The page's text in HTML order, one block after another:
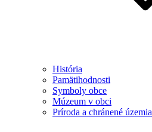
História
Pamätihodnosti
Symboly obce
Múzeum v obci
Príroda a chránené územia